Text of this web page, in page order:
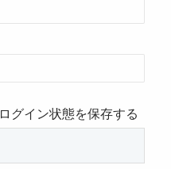
ログイン状態を保存する